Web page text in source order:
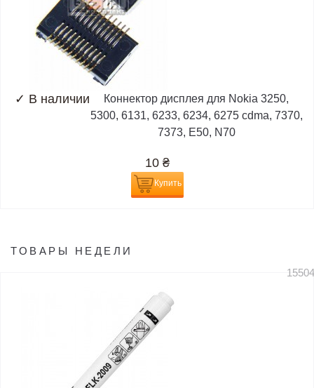
✓ В наличии
Коннектор дисплея для Nokia 3250,
5300, 6131, 6233, 6234, 6275 cdma, 7370,
7373, E50, N70
10 ₴
Купить
ТОВАРЫ НЕДЕЛИ